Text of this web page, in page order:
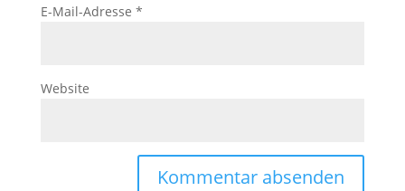
E-Mail-Adresse *
Website